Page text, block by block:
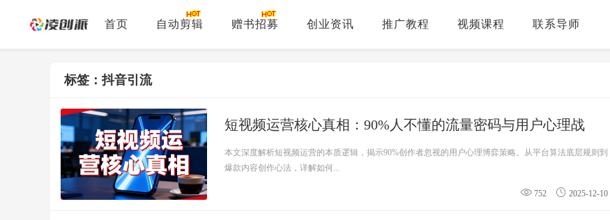
首页 自动剪辑 赠书招募 创业资讯 推广教程 视频课程 联系导师
标签：抖音引流
短视频运营核心真相：90%人不懂的流量密码与用户心理战
本文深度解析短视频运营的本质逻辑，揭示90%创作者忽视的用户心理博弈策略。从平台算法底层规则到
爆款内容创作心法，详解如何...
752 2025-12-10